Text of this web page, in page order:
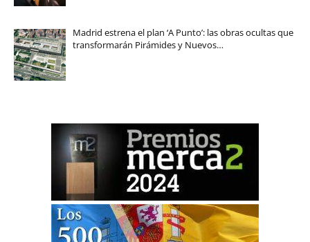
Madrid estrena el plan ‘A Punto’: las obras ocultas que
transformarán Pirámides y Nuevos…